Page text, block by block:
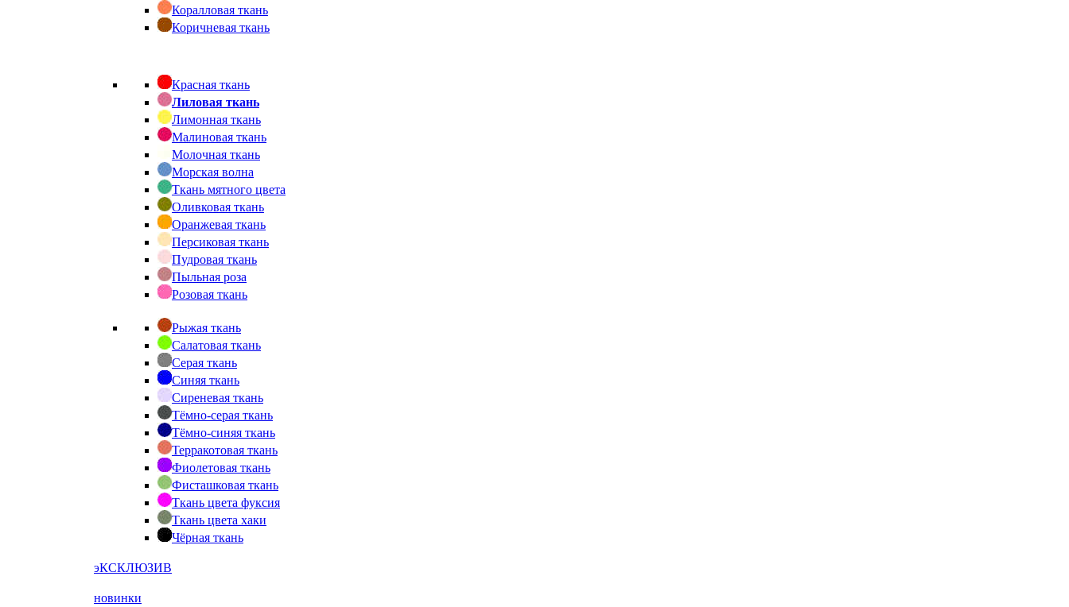
Коралловая ткань
Коричневая ткань
Красная ткань
Лиловая ткань
Лимонная ткань
Малиновая ткань
Молочная ткань
Морская волна
Ткань мятного цвета
Оливковая ткань
Оранжевая ткань
Персиковая ткань
Пудровая ткань
Пыльная роза
Розовая ткань
Рыжая ткань
Салатовая ткань
Серая ткань
Синяя ткань
Сиреневая ткань
Тёмно-серая ткань
Тёмно-синяя ткань
Терракотовая ткань
Фиолетовая ткань
Фисташковая ткань
Ткань цвета фуксия
Ткань цвета хаки
Чёрная ткань
эКСКЛЮЗИВ
новинки